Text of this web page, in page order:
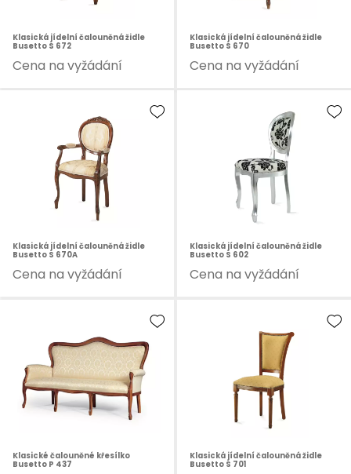
Klasická jídelní čalouněná židle
Busetto S 672
Cena na vyžádání
Klasická jídelní čalouněná židle
Busetto S 670
Cena na vyžádání
Klasická jídelní čalouněná židle
Busetto S 670A
Cena na vyžádání
Klasická jídelní čalouněná židle
Busetto S 602
Cena na vyžádání
Klasické čalouněné křesílko
Busetto P 437
Klasická jídelní čalouněná židle
Busetto S 701